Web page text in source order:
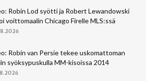
Robin Lod syötti ja Robert Lewandowski
voittomaalin Chicago Firelle MLS:ssä
Robin van Persie tekee uskomattoman
syöksypuskulla MM-kisoissa 2014